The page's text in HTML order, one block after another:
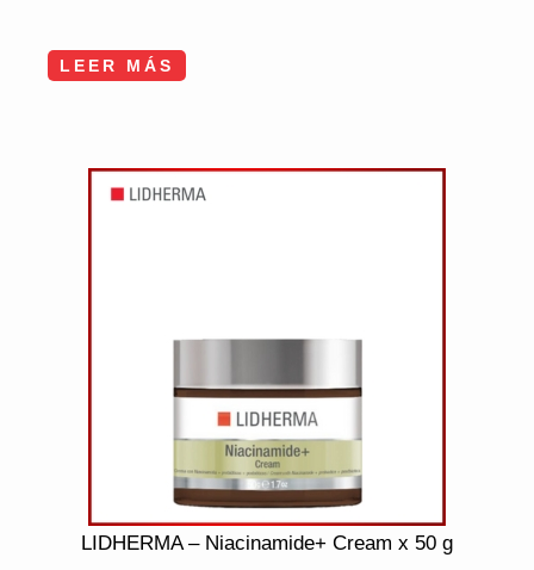
LEER MÁS
LIDHERMA – Niacinamide+ Cream x 50 g